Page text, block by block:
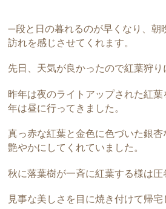
一段と日の暮れるのが早くなり、朝
訪れを感じさせてくれます。
先日、天気が良かったので紅葉狩り
昨年は夜のライトアップされた紅
年は昼に行ってきました。
真っ赤な紅葉と金色に色づいた銀杏
艶やかにしてくれていました。
秋に落葉樹が一斉に紅葉する様は圧
見事な美しさを目に焼き付けて帰宅